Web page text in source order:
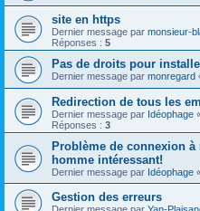
site en https
Dernier message par monsieur-
Réponses : 5
Pas de droits pour
Dernier message par monregard
Redirection de tous les
Dernier message par Idéophage
Réponses : 3
Problème de connexion
homme intéressant!
Dernier message par Idéophage
Gestion des erreurs